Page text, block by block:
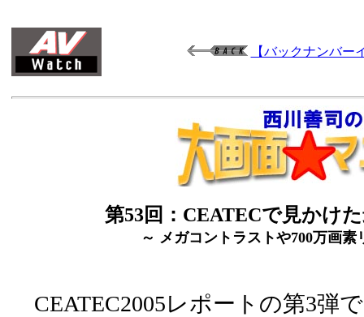
【バックナンバー
第53回：CEATECで見かけ
～ メガコントラストや700万画素
CEATEC2005レポートの第3弾